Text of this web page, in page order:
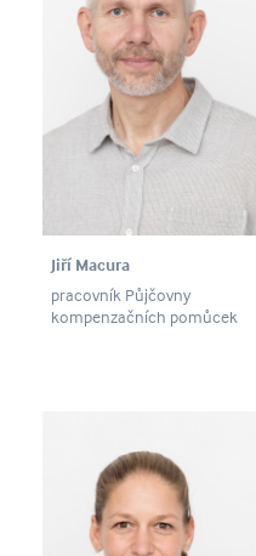
Jiří Macura
pracovník Půjčovny
kompenzačních pomůcek